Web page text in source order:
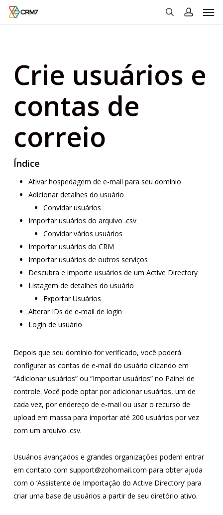
Skip
Crie usuários e
contas de
correio
Índice
Ativar hospedagem de e-mail para seu domínio
Adicionar detalhes do usuário
Convidar usuários
Importar usuários do arquivo .csv
Convidar vários usuários
Importar usuários do CRM
Importar usuários de outros serviços
Descubra e importe usuários de um Active Directory
Listagem de detalhes do usuário
Exportar Usuários
Alterar IDs de e-mail de login
Login de usuário
Depois que seu domínio for verificado, você poderá
configurar as contas de e-mail do usuário clicando em
“Adicionar usuários” ou “Importar usuários” no Painel de
controle. Você pode optar por adicionar usuários, um de
cada vez, por endereço de e-mail ou usar o recurso de
upload em massa para importar até 200 usuários por vez
com um arquivo .csv.
Usuários avançados e grandes organizações podem entrar
em contato com support@zohomail.com para obter ajuda
com o ‘Assistente de Importação do Active Directory’ para
criar uma base de usuários a partir de seu diretório ativo.